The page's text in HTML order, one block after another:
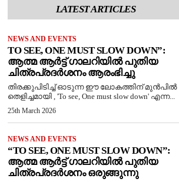
LATEST ARTICLES
NEWS AND EVENTS
TO SEE, ONE MUST SLOW DOWN”:
ആത്മ ആർട്ട് ഗാലറിയിൽ പുതിയ
ചിത്രപ്രദർശനം ആരംഭിച്ചു
തിരക്കുപിടിച്ച് ഓടുന്ന ഈ ലോകത്തിന് മുൻപിൽ
തെളിച്ചമായി , 'To see, One must slow down' എന്ന...
25th March 2026
NEWS AND EVENTS
“TO SEE, ONE MUST SLOW DOWN”:
ആത്മ ആർട്ട് ഗാലറിയിൽ പുതിയ
ചിത്രപ്രദർശനം ഒരുങ്ങുന്നു